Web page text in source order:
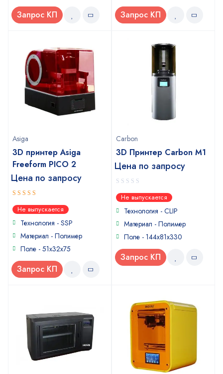
Запрос КП Запрос КП
Asiga
3D принтер Asiga
Freeform PICO 2
Цена по запросу
5out of 5
Не выпускается
Технология - SSP
Материал - Полимер
Поле - 51x32x75
Запрос КП
Carbon
3D Принтер Carbon M1
Цена по запросу
0
out
of
Не выпускается
Технология - CLIP
Материал - Полимер
Поле - 144x81x330
Запрос КП